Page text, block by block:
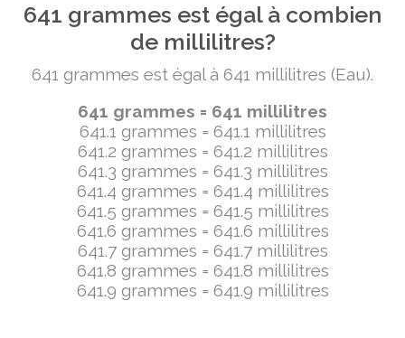
641 grammes est égal à combien
de millilitres?
641 grammes est égal à 641 millilitres (Eau).
641 grammes = 641 millilitres
641.1 grammes = 641.1 millilitres
641.2 grammes = 641.2 millilitres
641.3 grammes = 641.3 millilitres
641.4 grammes = 641.4 millilitres
641.5 grammes = 641.5 millilitres
641.6 grammes = 641.6 millilitres
641.7 grammes = 641.7 millilitres
641.8 grammes = 641.8 millilitres
641.9 grammes = 641.9 millilitres